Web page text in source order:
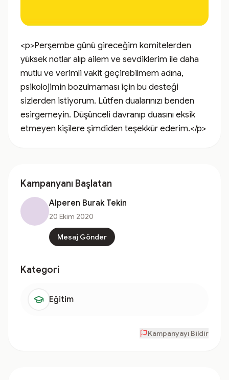
<p>Perşembe günü gireceğim komitelerden
yüksek notlar alıp ailem ve sevdiklerim ile daha
mutlu ve verimli vakit geçirebilmem adına,
psikolojimin bozulmaması için bu desteği
sizlerden istiyorum. Lütfen dualarınızı benden
esirgemeyin. Düşünceli davranıp duasını eksik
etmeyen kişilere şimdiden teşekkür ederim.</p>
Kampanyanı Başlatan
Alperen Burak Tekin
20 Ekim 2020
Mesaj Gönder
Kategori
Eğitim
Kampanyayı Bildir